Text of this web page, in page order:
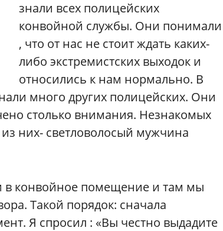
знали всех полицейских
конвойной службы. Они понимали
, что от нас не стоит ждать каких-
либо экстремистских выходок и
относились к нам нормально. В
много других полицейских. Они
столько внимания. Незнакомых
них- светловолосый мужчина
в конвойное помещение и там мы
Такой порядок: сначала
Я спросил : «Вы честно выдадите